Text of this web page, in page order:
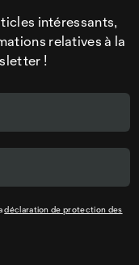
intéressants,
relatives à la
!
déclaration de protection des